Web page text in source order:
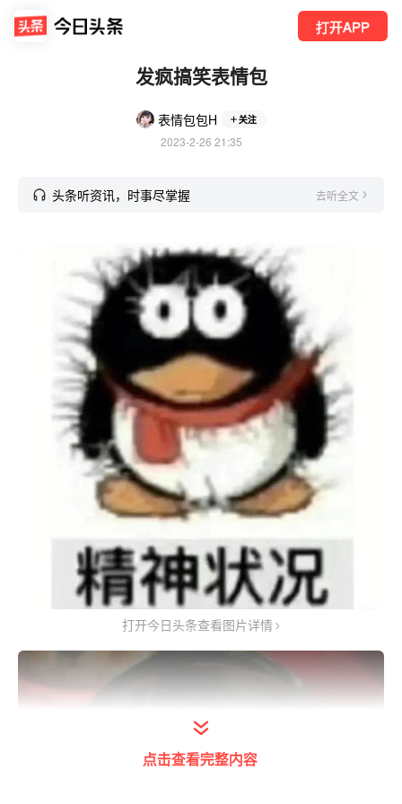
打开APP
发疯搞笑表情包
表情包包H 关注
2023-2-26 21:35
头条听资讯，时事尽掌握 去听全文
打开今日头条查看图片详情
点击查看完整内容